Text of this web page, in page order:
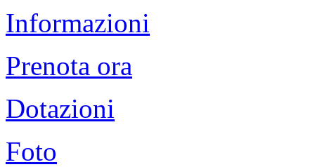
Informazioni
Prenota ora
Dotazioni
Foto